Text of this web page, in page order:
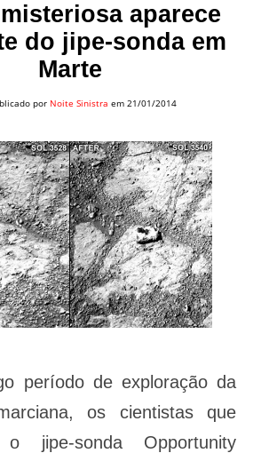
aparece
do jipe-sonda em
Marte
por Noite Sinistra em 21/01/2014
período de exploração da
os cientistas que
o jipe-sonda Opportunity